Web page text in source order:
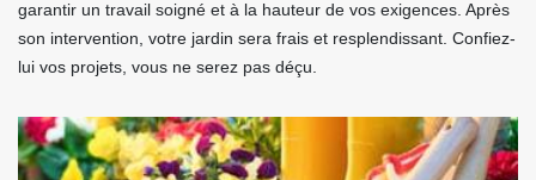
garantir un travail soigné et à la hauteur de vos exigences. Après
son intervention, votre jardin sera frais et resplendissant. Confiez-
lui vos projets, vous ne serez pas déçu.